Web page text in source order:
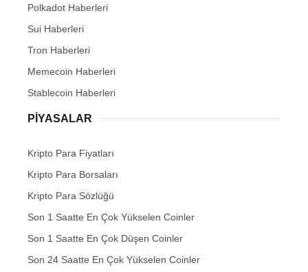
Polkadot Haberleri
Sui Haberleri
Tron Haberleri
Memecoin Haberleri
Stablecoin Haberleri
PIYASALAR
Kripto Para Fiyatları
Kripto Para Borsaları
Kripto Para Sözlüğü
Son 1 Saatte En Çok Yükselen Coinler
Son 1 Saatte En Çok Düşen Coinler
Son 24 Saatte En Çok Yükselen Coinler